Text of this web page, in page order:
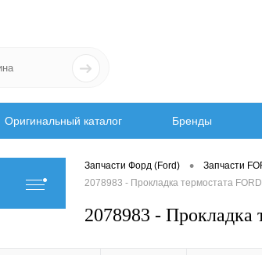
Оригинальный каталог Бренды
Запчасти Форд (Ford) • Запчасти
2078983 - Прокладка термостата
2078983 -